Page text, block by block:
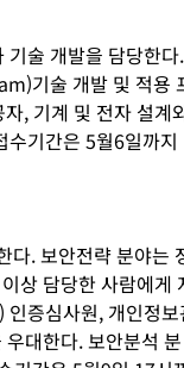
기술 개발을 담당한다.
기술 개발 및 적용
, 기계 및 전자 설계
수기간은 5월6일까지
다. 보안전략 분야는
상 담당한 사람에게
증심사원, 개인정보
대한다. 보안분석 분